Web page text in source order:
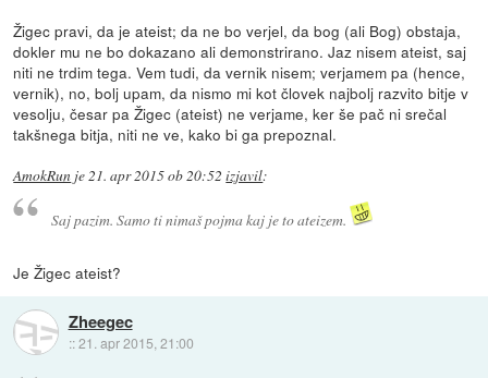
Žigec pravi, da je ateist; da ne bo verjel, da bog (ali Bog) obstaja,
dokler mu ne bo dokazano ali demonstrirano. Jaz nisem ateist, saj
niti ne trdim tega. Vem tudi, da vernik nisem; verjamem pa (hence,
vernik), no, bolj upam, da nismo mi kot človek najbolj razvito bitje v
vesolju, česar pa Žigec (ateist) ne verjame, ker še pač ni srečal
takšnega bitja, niti ne ve, kako bi ga prepoznal.
AmokRun je21. apr 2015 ob 20:52 izjavil:
Saj pazim. Samo ti nimaš pojma kaj je to ateizem.
Je Žigec ateist?
Zheegec
::21. apr 2015, 21:00